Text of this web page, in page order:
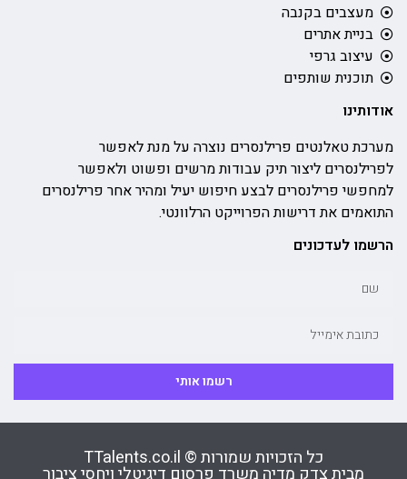
מעצבים בקנבה
בניית אתרים
עיצוב גרפי
תוכנית שותפים
אודותינו
מערכת טאלנטים פרילנסרים נוצרה על מנת לאפשר
לפרילנסרים ליצור תיק עבודות מרשים ופשוט ולאפשר
למחפשי פרילנסרים לבצע חיפוש יעיל ומהיר אחר פרילנסרים
התואמים את דרישות הפרוייקט הרלוונטי.
הרשמו לעדכונים
רשמו אותי
כל הזכויות שמורות © TTalents.co.il
מבית צדק מדיה משרד פרסום דיגיטלי ויחסי ציבור